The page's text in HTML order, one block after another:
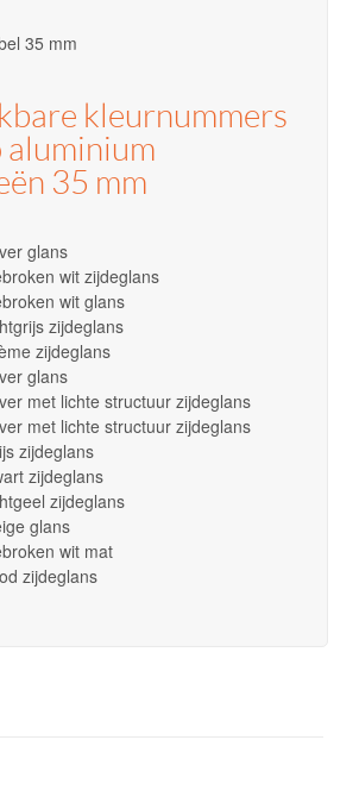
kleurnummers
aluminium
35 mm
glans
wit zijdeglans
wit glans
zijdeglans
zijdeglans
glans
met lichte structuur zijdeglans
met lichte structuur zijdeglans
zijdeglans
zijdeglans
zijdeglans
glans
wit mat
zijdeglans